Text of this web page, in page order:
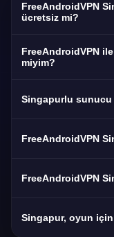
FreeAndroidVPN
ücretsiz mi?
Evet!
yüzde 100
erişim.
FreeAndroidVPN
miyim?
Singapur ve
Singapurlu sunucu
Changi,
bulundurur.
ihtiyaçlarınıza
FreeAndroidVPN
PDPA veri
Günlüğü
FreeAndroidVPN
300 Mbps
Singapur, oyun